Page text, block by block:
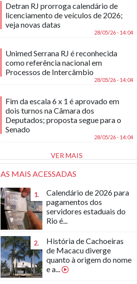
Detran RJ prorroga calendário de
licenciamento de veículos de 2026;
veja novas datas
28/05/26 - 14:04
Unimed Serrana RJ é reconhecida
como referência nacional em
Processos de Intercâmbio
28/05/26 - 14:04
Fim da escala 6 x 1 é aprovado em
dois turnos na Câmara dos
Deputados; proposta segue para o
Senado
28/05/26 - 14:04
VER MAIS
AS MAIS ACESSADAS
1.
Calendário de 2026 para
pagamentos dos
servidores estaduais do
Rio é...
2.
História de Cachoeiras
de Macacu diverge
quanto à origem do nome
e a...